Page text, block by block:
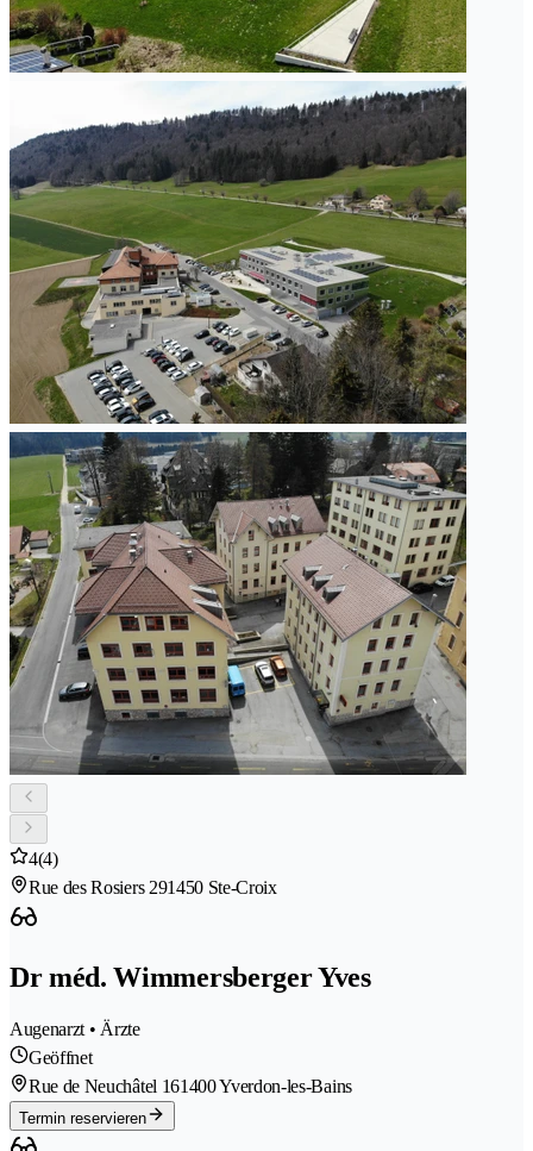
4(4)
Rue des Rosiers 291450 Ste-Croix
Dr méd. Wimmersberger Yves
Augenarzt • Ärzte
Geöffnet
Rue de Neuchâtel 161400 Yverdon-les-Bains
Termin reservieren